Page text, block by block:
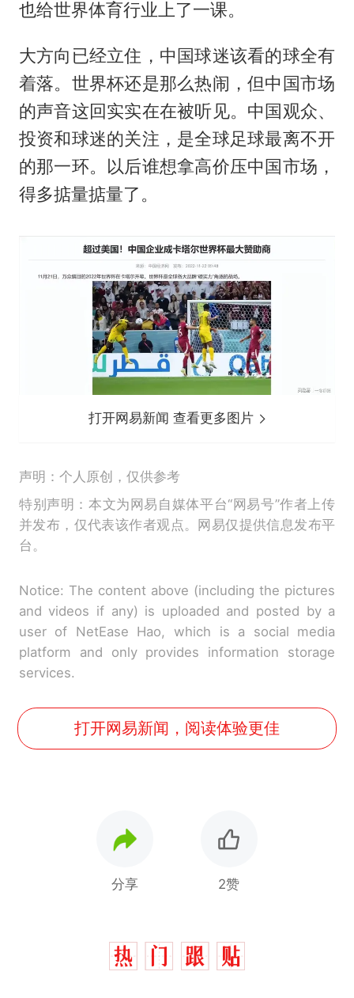
也给世界体育行业上了一课。
大方向已经立住，中国球迷该看的球全有
着落。世界杯还是那么热闹，但中国市场
的声音这回实实在在被听见。中国观众、
投资和球迷的关注，是全球足球最离不开
的那一环。以后谁想拿高价压中国市场，
得多掂量掂量了。
打开网易新闻 查看更多图片
声明：个人原创，仅供参考
特别声明：本文为网易自媒体平台“网易号”作者上传
并发布，仅代表该作者观点。网易仅提供信息发布平
台。
Notice: The content above (including the pictures
and videos if any) is uploaded and posted by a
user of NetEase Hao, which is a social media
platform and only provides information storage
services.
打开网易新闻，阅读体验更佳
分享 2赞